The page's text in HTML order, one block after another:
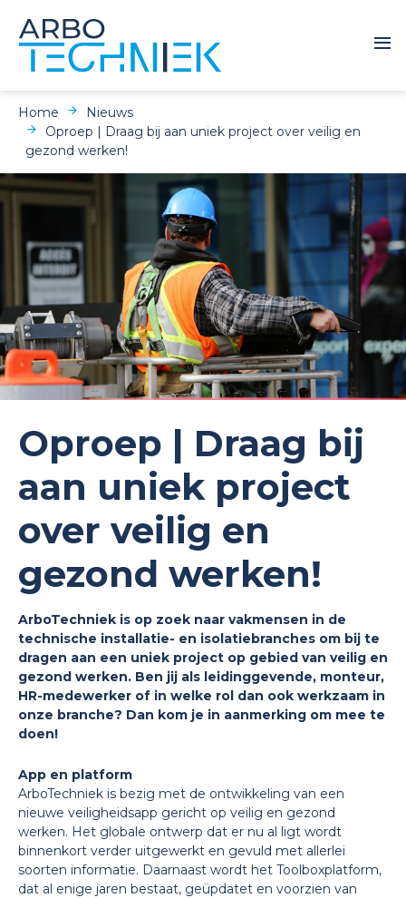
Home
Nieuws
Oproep | Draag bij aan uniek project over veilig en
gezond werken!
Oproep | Draag bij
aan uniek project
over veilig en
gezond werken!
ArboTechniek is op zoek naar vakmensen in de
technische installatie- en isolatiebranches om bij te
dragen aan een uniek project op gebied van veilig en
gezond werken. Ben jij als leidinggevende, monteur,
HR-medewerker of in welke rol dan ook werkzaam in
onze branche? Dan kom je in aanmerking om mee te
doen!
App en platform
ArboTechniek is bezig met de ontwikkeling van een
nieuwe veiligheidsapp gericht op veilig en gezond
werken. Het globale ontwerp dat er nu al ligt wordt
binnenkort verder uitgewerkt en gevuld met allerlei
soorten informatie. Daarnaast wordt het Toolboxplatform,
dat al enige jaren bestaat, geüpdatet en voorzien van